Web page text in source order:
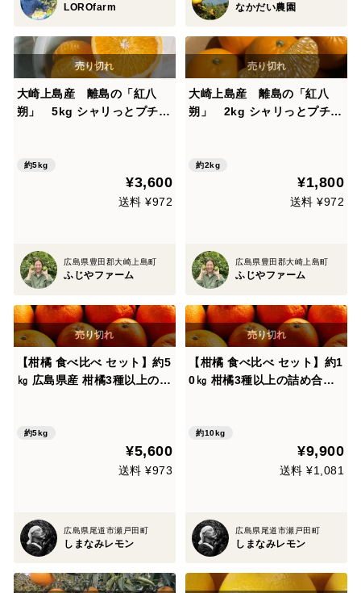
LOROfarm なかだい農園
大崎上島産 離島の「紅八
朔」 5kg シャリっとプチ
宅で！！
約5kg
¥3,600
送料 ¥972
広島県豊田郡大崎上島町
ふじやファーム
大崎上島産 離島の「紅八
朔」 2kg シャリっとプチ
宅で！！
約2kg
¥1,800
送料 ¥972
広島県豊田郡大崎上島町
ふじやファーム
【柑橘 食べ比べ セット】約5
㎏ 広島県産 柑橘3種以上の詰
約5kg
¥5,600
送料 ¥973
広島県尾道市瀬戸田町
しまなみレモン
【柑橘 食べ比べ セット】約1
0㎏ 柑橘3種以上の詰め合わ
約10kg
¥9,900
送料 ¥1,081
広島県尾道市瀬戸田町
しまなみレモン